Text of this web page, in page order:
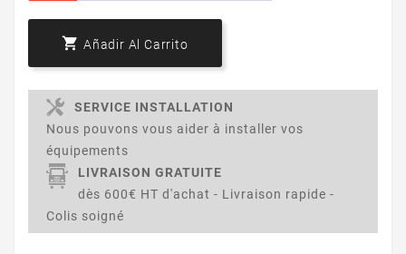
 Añadir Al Carrito
SERVICE INSTALLATION
Nous pouvons vous aider à installer vos
équipements
LIVRAISON GRATUITE
dès 600€ HT d'achat - Livraison rapide -
Colis soigné